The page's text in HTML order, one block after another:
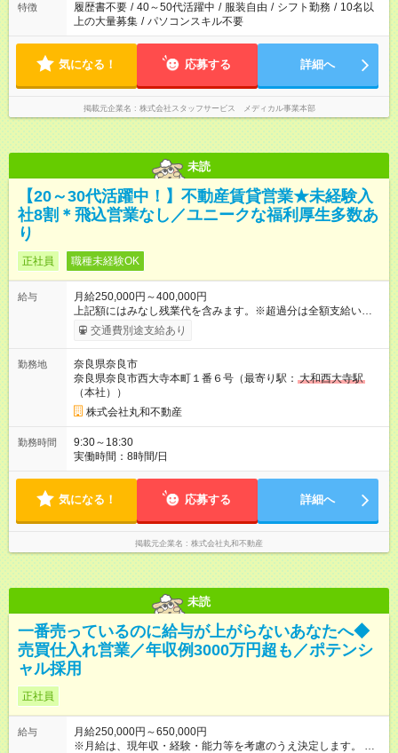
特徴 履歴書不要 / 40～50代活躍中 / 服装自由 / シフト勤務 / 10名以
上の大量募集 / パソコンスキル不要
気になる！ 応募する 詳細へ
掲載元企業名 株式会社スタッフサービス メディカル事業本部
未読
【20～30代活躍中！】不動産賃貸営業★未経験入
社8割＊飛込営業なし／ユニークな福利厚生多数あ
り
正社員 職種未経験OK
給与
月給250,000円～400,000円
上記額にはみなし残業代を含みます。※超過分は全額支給いたし
ます。 みなし残業代 40,000円／月 みなし残業時間 22時間／月
◇試用期間あり（３ヶ月） 期間中の給与は月給240,000円固定
固定給に加え賞与とは別に年4回成果給が支給されます。（１
回の参考支給額 5万円～20万円程） ◇昇給年１回 ◇賞与年２回
【試用期間】試用期間あり 試用期間の長さ：3ヶ月 ※ 雇用形態
と給与に、本採用時と異なる部分があります。 雇用形態：本採
用時と同じです。 給与：月給 240,000円 ～ 240,000円 上記額に
はみなし残業代を含みます。※超過分は全額支給いたします。
みなし残業代 40,000円／月 みなし残業時間 22時間／月
交通費別途支給あり
勤務地
奈良県奈良市
奈良県奈良市西大寺本町１番６号（最寄り駅： 大和西大寺駅
（本社））
株式会社丸和不動産
勤務時間
9:30～18:30
実働時間：8時間/日
気になる！ 応募する 詳細へ
掲載元企業名 株式会社丸和不動産
未読
一番売っているのに給与が上がらないあなたへ◆
売買仕入れ営業／年収例3000万円超も／ポテンシ
ャル採用
正社員
給与
月給250,000円～650,000円
※月給は、現年収・経験・能力等を考慮のうえ決定します。 ※実